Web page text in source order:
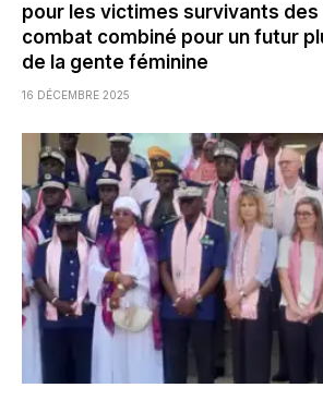
pour les victimes survivants des
combat combiné pour un futur
de la gente féminine
16 DÉCEMBRE 2025